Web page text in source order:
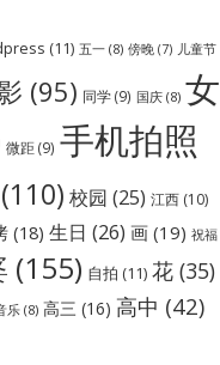
(11) 五一 (8) 傍晚 (7) 儿童节
(95) 同学(9) 国庆 (8) 女
微距(9) 手机拍照
(110) 校园 (25) 江西 (10)
(18) 生日 (26) 画 (19) 祝福
(155) 自拍 (11) 花 (35)
乐 (8) 高三 (16) 高中 (42)